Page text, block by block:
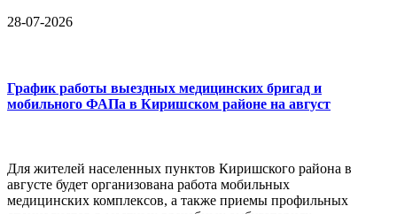
28-07-2026
График работы выездных медицинских бригад и
мобильного ФАПа в Киришском районе на август
Для жителей населенных пунктов Киришского района в
августе будет организована работа мобильных
медицинских комплексов, а также приемы профильных